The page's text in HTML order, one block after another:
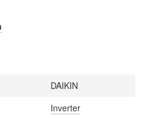
DAIKIN
Inverter